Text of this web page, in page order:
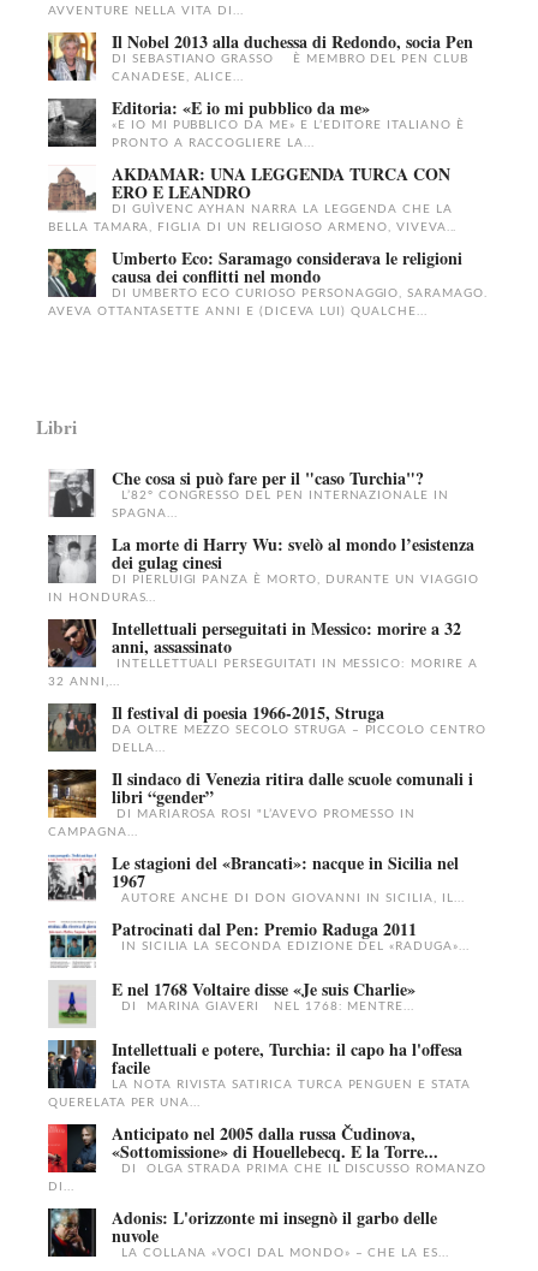
AVVENTURE NELLA VITA DI...
Il Nobel 2013 alla duchessa di Redondo, socia Pen
DI SEBASTIANO GRASSO È MEMBRO DEL PEN CLUB
CANADESE, ALICE...
Editoria: «E io mi pubblico da me»
«E IO MI PUBBLICO DA ME» E L’EDITORE ITALIANO È
PRONTO A RACCOGLIERE LA...
AKDAMAR: UNA LEGGENDA TURCA CON
ERO E LEANDRO
DI GUÌVENC AYHAN NARRA LA LEGGENDA CHE LA
BELLA TAMARA, FIGLIA DI UN RELIGIOSO ARMENO, VIVEVA...
Umberto Eco: Saramago considerava le religioni
causa dei conflitti nel mondo
DI UMBERTO ECO CURIOSO PERSONAGGIO, SARAMAGO.
AVEVA OTTANTASETTE ANNI E (DICEVA LUI) QUALCHE...
Libri
Che cosa si può fare per il "caso Turchia"?
L’82° CONGRESSO DEL PEN INTERNAZIONALE IN
SPAGNA...
La morte di Harry Wu: svelò al mondo l’esistenza
dei gulag cinesi
DI PIERLUIGI PANZA È MORTO, DURANTE UN VIAGGIO
IN HONDURAS...
Intellettuali perseguitati in Messico: morire a 32
anni, assassinato
INTELLETTUALI PERSEGUITATI IN MESSICO: MORIRE A
32 ANNI,...
Il festival di poesia 1966-2015, Struga
DA OLTRE MEZZO SECOLO STRUGA – PICCOLO CENTRO
DELLA...
Il sindaco di Venezia ritira dalle scuole comunali i
libri “gender”
DI MARIAROSA ROSI "L’AVEVO PROMESSO IN
CAMPAGNA...
Le stagioni del «Brancati»: nacque in Sicilia nel
1967
AUTORE ANCHE DI DON GIOVANNI IN SICILIA, IL...
Patrocinati dal Pen: Premio Raduga 2011
IN SICILIA LA SECONDA EDIZIONE DEL «RADUGA»...
E nel 1768 Voltaire disse «Je suis Charlie»
DI MARINA GIAVERI NEL 1768: MENTRE...
Intellettuali e potere, Turchia: il capo ha l'offesa
facile
LA NOTA RIVISTA SATIRICA TURCA PENGUEN E STATA
QUERELATA PER UNA...
Anticipato nel 2005 dalla russa Čudinova,
«Sottomissione» di Houellebecq. E la Torre...
DI OLGA STRADA PRIMA CHE IL DISCUSSO ROMANZO
DI...
Adonis: L'orizzonte mi insegnò il garbo delle
nuvole
LA COLLANA «VOCI DAL MONDO» – CHE LA ES...